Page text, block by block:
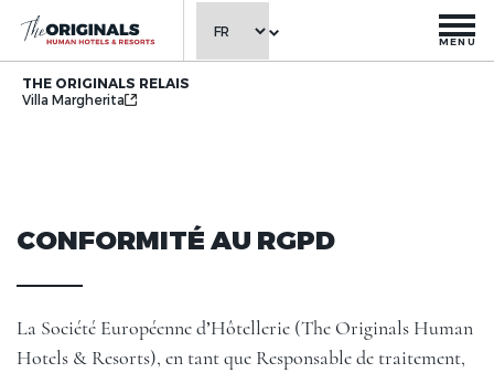
MENU
THE ORIGINALS RELAIS
Villa Margherita
CONFORMITÉ AU RGPD
La Société Européenne d’Hôtellerie (The Originals Human
Hotels & Resorts), en tant que Responsable de traitement,